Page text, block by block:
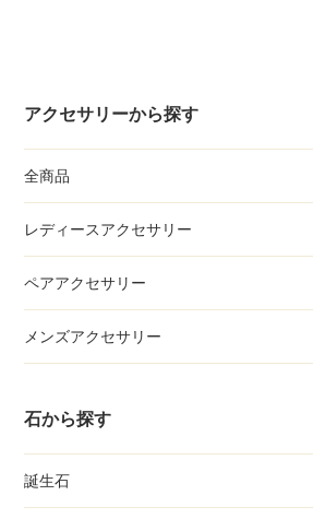
アクセサリーから探す
全商品
レディースアクセサリー
ペアアクセサリー
メンズアクセサリー
石から探す
誕生石